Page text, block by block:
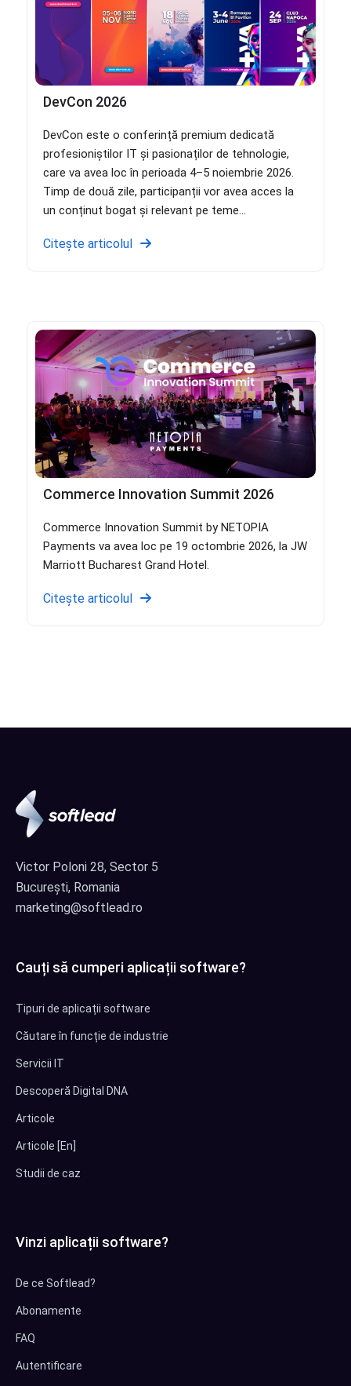
DevCon 2026
DevCon este o conferință premium dedicată
profesioniștilor IT și pasionaților de tehnologie,
care va avea loc în perioada 4–5 noiembrie 2026.
Timp de două zile, participanții vor avea acces la
un conținut bogat și relevant pe teme...
Citește articolul
Commerce Innovation Summit 2026
Commerce Innovation Summit by NETOPIA
Payments va avea loc pe 19 octombrie 2026, la JW
Marriott Bucharest Grand Hotel.
Citește articolul
Victor Poloni 28, Sector 5
București, Romania
marketing@softlead.ro
Cauți să cumperi aplicații software?
Tipuri de aplicații software
Căutare în funcție de industrie
Servicii IT
Descoperă Digital DNA
Articole
Articole [En]
Studii de caz
Vinzi aplicații software?
De ce Softlead?
Abonamente
FAQ
Autentificare